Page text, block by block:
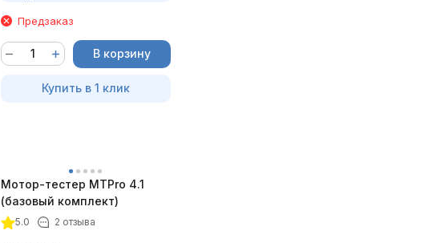
Предзаказ
В корзину
Купить в 1 клик
Мотор-тестер MTPro 4.1
(базовый комплект)
5.0 2 отзыва